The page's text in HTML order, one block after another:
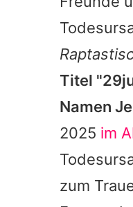
Titel
Namen
2025 im
zum